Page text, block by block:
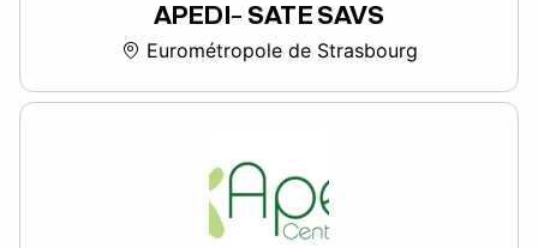
APEDI- SATE SAVS
Eurométropole de Strasbourg